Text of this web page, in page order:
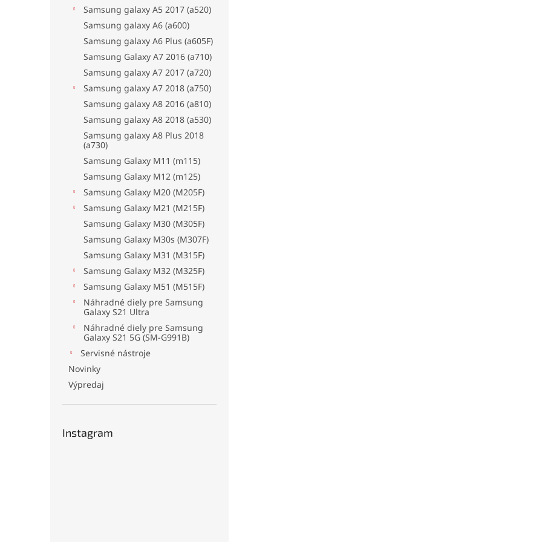
Samsung galaxy A5 2017 (a520)
Samsung galaxy A6 (a600)
Samsung galaxy A6 Plus (a605F)
Samsung Galaxy A7 2016 (a710)
Samsung galaxy A7 2017 (a720)
Samsung galaxy A7 2018 (a750)
Samsung galaxy A8 2016 (a810)
Samsung galaxy A8 2018 (a530)
Samsung galaxy A8 Plus 2018
(a730)
Samsung Galaxy M11 (m115)
Samsung Galaxy M12 (m125)
Samsung Galaxy M20 (M205F)
Samsung Galaxy M21 (M215F)
Samsung Galaxy M30 (M305F)
Samsung Galaxy M30s (M307F)
Samsung Galaxy M31 (M315F)
Samsung Galaxy M32 (M325F)
Samsung Galaxy M51 (M515F)
Náhradné diely pre Samsung
Galaxy S21 Ultra
Náhradné diely pre Samsung
Galaxy S21 5G (SM-G991B)
Servisné nástroje
Novinky
Výpredaj
Instagram